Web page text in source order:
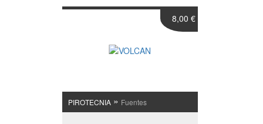
PIROTECNIA» Fuentes
8,00 €